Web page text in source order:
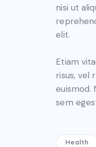
nisi ut
elit.
Etiam
risus, vel
euismod.
sem
Health